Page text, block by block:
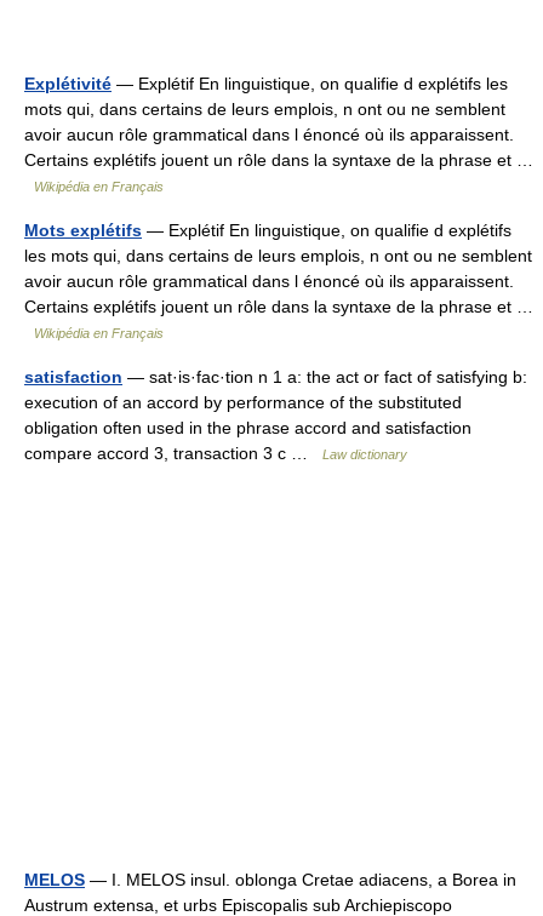
Explétivité — Explétif En linguistique, on qualifie d explétifs les
mots qui, dans certains de leurs emplois, n ont ou ne semblent
avoir aucun rôle grammatical dans l énoncé où ils apparaissent.
Certains explétifs jouent un rôle dans la syntaxe de la phrase et …
Wikipédia en Français
Mots explétifs — Explétif En linguistique, on qualifie d explétifs
les mots qui, dans certains de leurs emplois, n ont ou ne semblent
avoir aucun rôle grammatical dans l énoncé où ils apparaissent.
Certains explétifs jouent un rôle dans la syntaxe de la phrase et …
Wikipédia en Français
satisfaction — sat·is·fac·tion n 1 a: the act or fact of satisfying b:
execution of an accord by performance of the substituted
obligation often used in the phrase accord and satisfaction
compare accord 3, transaction 3 c …
Law dictionary
MELOS — I. MELOS insul. oblonga Cretae adiacens, a Borea in
Austrum extensa, et urbs Episcopalis sub Archiepiscopo